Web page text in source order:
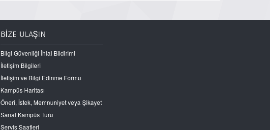
BİZE ULAŞIN
Bilgi Güvenliği İhlal Bildirimi
İletişim Bilgileri
İletişim ve Bilgi Edinme Formu
Kampüs Haritası
Öneri, İstek, Memnuniyet veya Şikayet
Sanal Kampüs Turu
Servis Saatleri